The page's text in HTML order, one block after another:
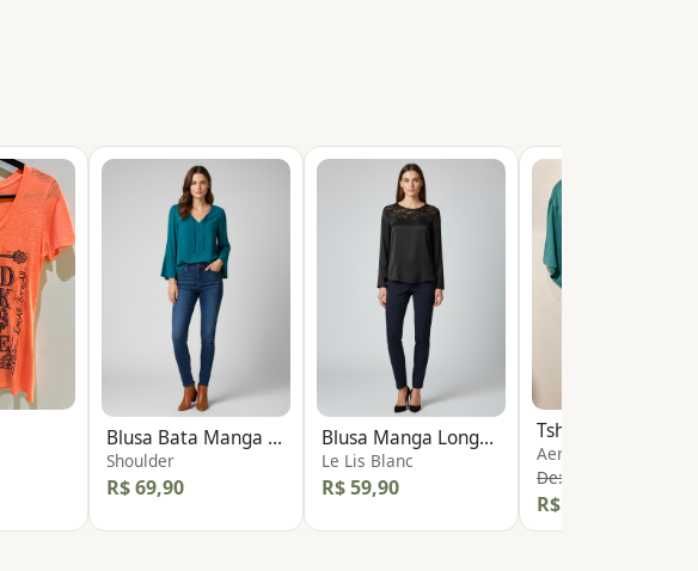
Blusa Bata Manga Solta
Shoulder
R$ 69,90
Blusa Manga Longa Detalhe Renda
Le Lis Blanc
R$ 59,90
Tshirt Básica
Aeropostale
De: R$ 100,00
R$ 39,90